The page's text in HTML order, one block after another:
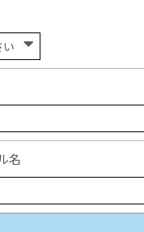
名